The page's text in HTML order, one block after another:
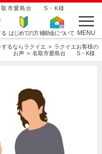
取市愛島台 S・K様
はじめての方補助金について MENU
るならラクイエ
ラクイエお客様の
お声
名取市愛島台 S・K様